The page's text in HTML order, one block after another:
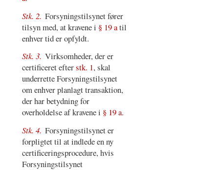
Stk. 2. Forsyningstilsynet fører
tilsyn med, at kravene i § 19 atil
enhver tid er opfyldt.
Stk. 3. Virksomheder, der er
certificeret efterstk. 1, skal
underrette Forsyningstilsynet
om enhver planlagt transaktion,
der har betydning for
overholdelse af kravene i § 19 a.
Stk. 4. Forsyningstilsynet er
forpligtet til at indlede en ny
certificeringsprocedure, hvis
Forsyningstilsynet